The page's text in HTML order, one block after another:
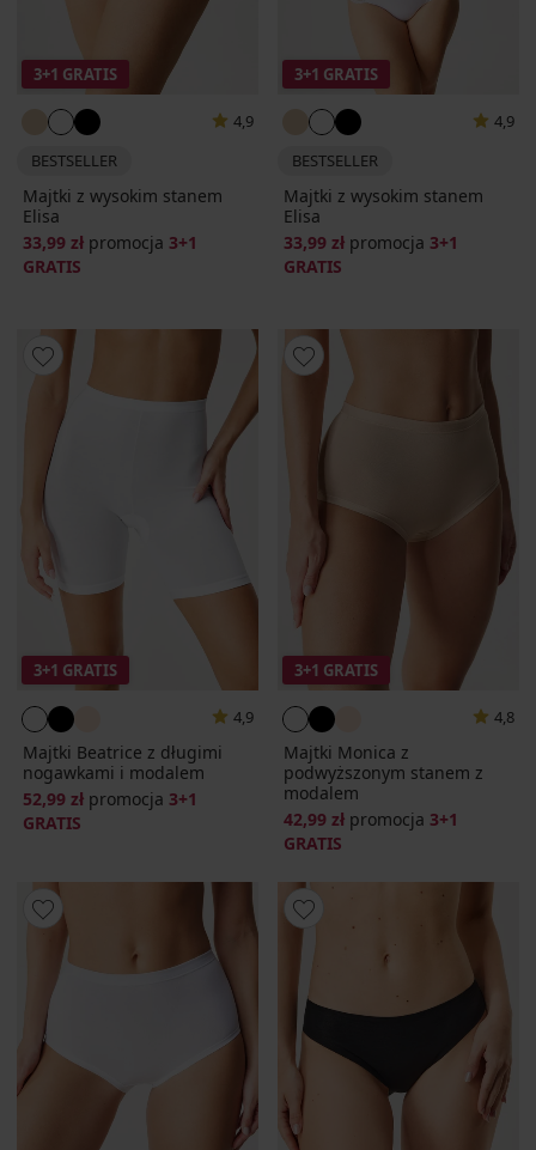
3+1 GRATIS
4,9
BESTSELLER
Majtki z wysokim stanem
Elisa
33,99 zł promocja 3+1
GRATIS
3+1 GRATIS
4,9
BESTSELLER
Majtki z wysokim stanem
Elisa
33,99 zł promocja 3+1
GRATIS
3+1 GRATIS
4,9
Majtki Beatrice z długimi
nogawkami i modalem
52,99 zł promocja 3+1
GRATIS
3+1 GRATIS
4,8
Majtki Monica z
podwyższonym stanem z
modalem
42,99 zł promocja 3+1
GRATIS